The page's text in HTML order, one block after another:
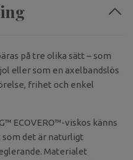
på tre olika sätt – som
eller som en axelbandslös
frihet och enkel
ECOVERO™-viskos känns
det är naturligt
Materialet